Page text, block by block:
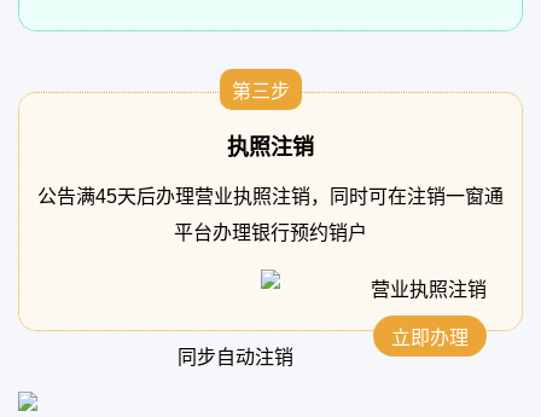
第三步
执照注销
公告满45天后办理营业执照注销，同时可在注销一窗通
平台办理银行预约销户
营业执照注销
立即办理
同步自动注销